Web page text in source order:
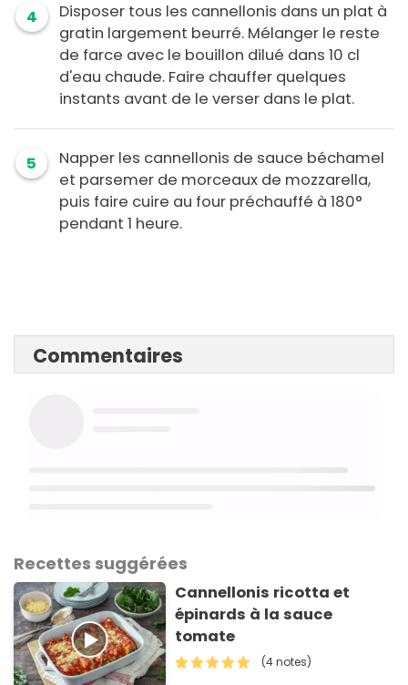
4
Disposer tous les cannellonis dans un plat à
gratin largement beurré. Mélanger le reste
de farce avec le bouillon dilué dans 10 cl
d'eau chaude. Faire chauffer quelques
instants avant de le verser dans le plat.
5
Napper les cannellonis de sauce béchamel
et parsemer de morceaux de mozzarella,
puis faire cuire au four préchauffé à 180°
pendant 1 heure.
Commentaires
Recettes suggérées
Cannellonis ricotta et
épinards à la sauce
tomate
(4 notes)